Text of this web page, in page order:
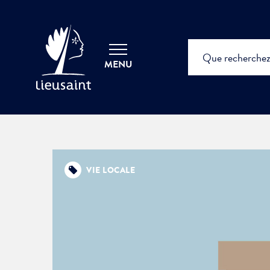
MENU
VIE LOCALE